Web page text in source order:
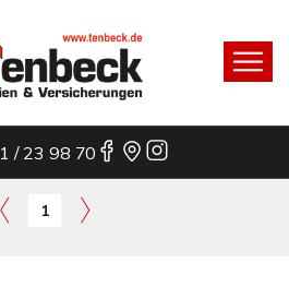
/ 23 98 70
1